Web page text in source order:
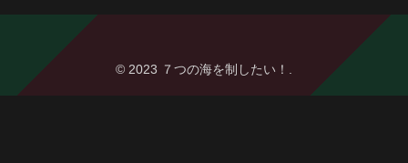
© 2023 ７つの海を制したい！.